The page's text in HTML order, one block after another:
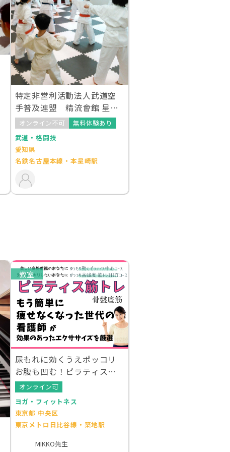
特定非営利活動法人武道空
手普及連盟 精流會館 星崎
教室
オンライン不可
無料体験あり
武道・格闘技
愛知県
名鉄名古屋本線・本星崎駅
教室
尿もれに効くうえポッコリ
お腹も凹む！ピラティス筋
トレ（骨盤底筋体操）
オンライン可
ヨガ・フィットネス
東京都 中央区
東京メトロ日比谷線・築地駅
MIKKO先生